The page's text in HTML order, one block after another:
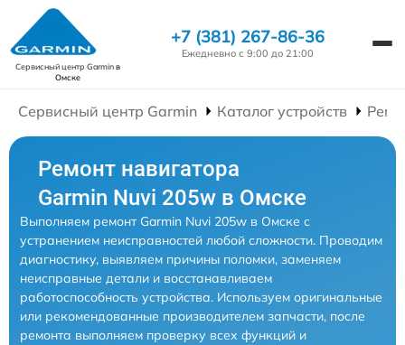
Сервисный центр Garminв
Омске
+7 (381) 267-86-36
Ежедневно с 9:00 до 21:00
Сервисный центр Garmin Каталог устройств
Ремонт навигатора
Garmin Nuvi 205w в Омске
Выполняем ремонт Garmin Nuvi 205w в Омске с
устранением неисправностей любой сложности. Проводим
диагностику, выявляем причины поломки, заменяем
неисправные детали и восстанавливаем
работоспособность устройства. Используем оригинальные
или рекомендованные производителем запчасти, после
ремонта выполняем проверку всех функций и